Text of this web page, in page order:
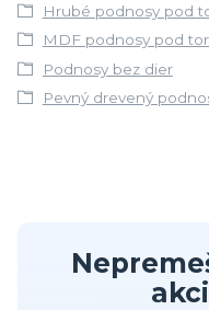
Hrubé podnosy pod
MDF podnosy pod
Podnosy bez dier
Pevný drevený